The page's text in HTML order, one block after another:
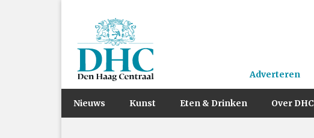
Adverteren
Nieuws Kunst Eten & Drinken Over DHC